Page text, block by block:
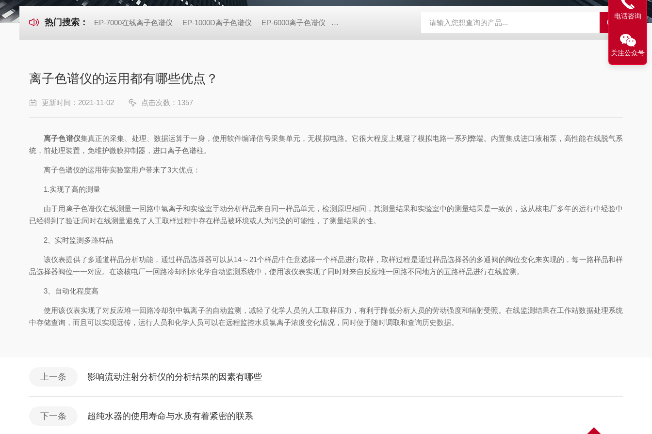
热门搜索： EP-7000在线离子色谱仪 EP-1000D离子色谱仪 EP-6000离子色谱仪 EP-600DDC便携离子色谱仪 LX-60LX-60淋洗液发生器 EPFIA-120全自动流动注射分析仪
离子色谱仪的运用都有哪些优点？
更新时间：2021-11-02 点击次数：1357
离子色谱仪集真正的采集、处理、数据运算于一身，使用软件编译信号采集单元，无模拟电路。它很大程度上规避了模拟电路一系列弊端。内置集成进口液相泵，高性能在线脱气系
统，前处理装置，免维护微膜抑制器，进口离子色谱柱。
离子色谱仪的运用带实验室用户带来了3大优点：
1.实现了高的测量
由于用离子色谱仪在线测量一回路中氯离子和实验室手动分析样品来自同一样品单元，检测原理相同，其测量结果和实验室中的测量结果是一致的，这从核电厂多年的运行中经验中
已经得到了验证;同时在线测量避免了人工取样过程中存在样品被环境或人为污染的可能性，了测量结果的性。
2、实时监测多路样品
该仪表提供了多通道样品分析功能，通过样品选择器可以从14～21个样品中任意选择一个样品进行取样，取样过程是通过样品选择器的多通阀的阀位变化来实现的，每一路样品和样
品选择器阀位一一对应。在该核电厂一回路冷却剂水化学自动监测系统中，使用该仪表实现了同时对来自反应堆一回路不同地方的五路样品进行在线监测。
3、自动化程度高
使用该仪表实现了对反应堆一回路冷却剂中氯离子的自动监测，减轻了化学人员的人工取样压力，有利于降低分析人员的劳动强度和辐射受照。在线监测结果在工作站数据处理系统
中存储查询，而且可以实现远传，运行人员和化学人员可以在远程监控水质氯离子浓度变化情况，同时便于随时调取和查询历史数据。
上一条 影响流动注射分析仪的分析结果的因素有哪些
下一条 超纯水器的使用寿命与水质有着紧密的联系
电话咨询
关注公众号